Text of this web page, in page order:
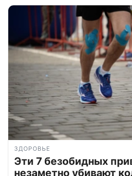
ЗДОРОВЬЕ
Эти 7 безобидных
незаметно убивают